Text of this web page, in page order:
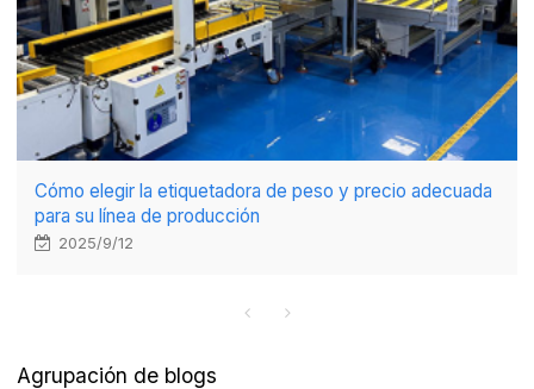
Cómo elegir la etiquetadora de peso y precio adecuada
para su línea de producción
2025/9/12
Agrupación de blogs